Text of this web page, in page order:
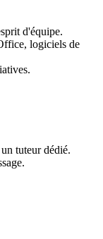
d'équipe.
logiciels de
tuteur dédié.